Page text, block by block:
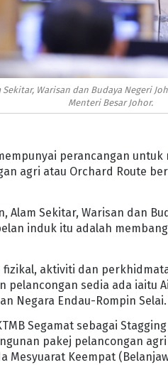
Warisan dan Budaya Negeri
Menteri Besar Johor.
perancangan
agri atau Orchard Route
Alam Sekitar, Warisan dan
induk itu adalah
fizikal, aktiviti dan
sedia ada iaitu
Negara Endau-Rompin Selai.
Segamat sebagai
pakej pelancongan
Mesyuarat Keempat